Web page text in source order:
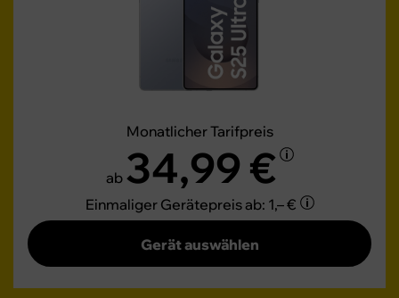
Monatlicher Tarifpreis
ab 34,99 €
Einmaliger Gerätepreisab: 1,– €
Gerät auswählen